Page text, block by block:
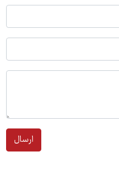
ارسال